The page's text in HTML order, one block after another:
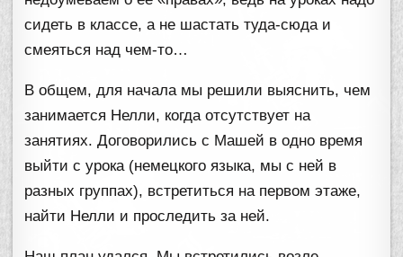
сидеть в классе, а не шастать туда-сюда и
смеяться над чем-то…
В общем, для начала мы решили выяснить, чем
занимается Нелли, когда отсутствует на
занятиях. Договорились с Машей в одно время
выйти с урока (немецкого языка, мы с ней в
разных группах), встретиться на первом этаже,
найти Нелли и проследить за ней.